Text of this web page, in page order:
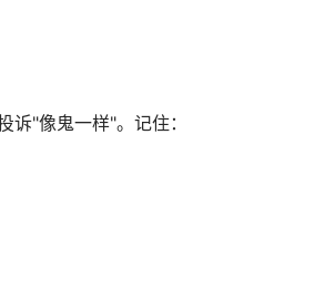
"像鬼一样"。记住：